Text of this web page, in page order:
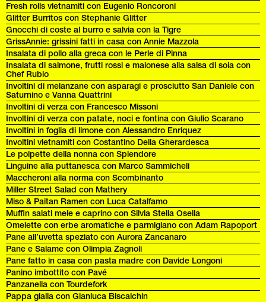
Fresh rolls vietnamiti con Eugenio Roncoroni
Glitter Burritos con Stephanie Glitter
Gnocchi di coste al burro e salvia con la Tigre
GrissAnnie: grissini fatti in casa con Annie Mazzola
Insalata di pollo alla greca con le Perle di Pinna
Insalata di salmone, frutti rossi e maionese alla salsa di soia con
Chef Rubio
Involtini di melanzane con asparagi e prosciutto San Daniele con
Saturnino e Vanna Quattrini
Involtini di verza con Francesco Missoni
Involtini di verza con patate, noci e fontina con Giulio Scarano
Involtini in foglia di limone con Alessandro Enriquez
Involtini vietnamiti con Costantino Della Gherardesca
Le polpette della nonna con Splendore
Linguine alla puttanesca con Marco Sammicheli
Maccheroni alla norma con Scombinanto
Miller Street Salad con Mathery
Miso & Paitan Ramen con Luca Catalfamo
Muffin salati mele e caprino con Silvia Stella Osella
Omelette con erbe aromatiche e parmigiano con Adam Rapoport
Pane all’uvetta speziato con Aurora Zancanaro
Pane e Salame con Olimpia Zagnoli
Pane fatto in casa con pasta madre con Davide Longoni
Panino imbottito con Pavé
Panzanella con Tourdefork
Pappa gialla con Gianluca Biscalchin